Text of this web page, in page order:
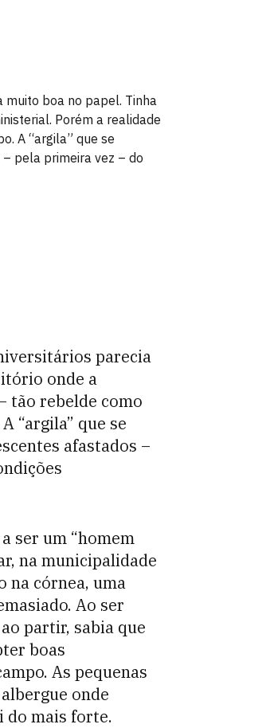
muito boa no papel. Tinha
Porém a realidade
A “argila” que se
pela primeira vez – do
parecia
onde a
tão rebelde como
“argila” que se
afastados –
ser um “homem
na municipalidade
na córnea, uma
Ao ser
partir, sabia que
boas
As pequenas
onde
do mais forte.